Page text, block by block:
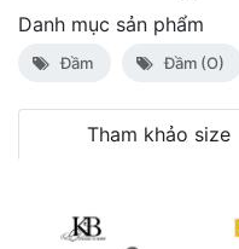
Danh mục sản phẩm
Đầm Đầm (O)
Tham khảo size